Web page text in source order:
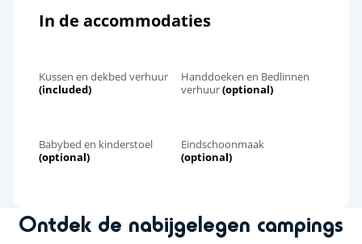
In de accommodaties
Kussen en dekbed verhuur
(included)
Handdoeken en Bedlinnen
verhuur(optional)
Babybed en kinderstoel
(optional)
Eindschoonmaak
(optional)
Ontdek de nabijgelegen campings